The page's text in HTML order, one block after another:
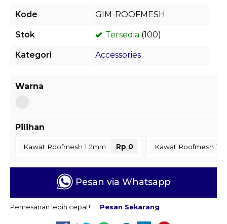
Kode GIM-ROOFMESH
Stok Tersedia (100)
Kategori Accessories
Warna
Pilihan
Kawat Roofmesh 1.2mm Rp 0 Kawat Roofmesh
Pesan via Whatsapp
Pemesanan lebih cepat! Pesan Sekarang